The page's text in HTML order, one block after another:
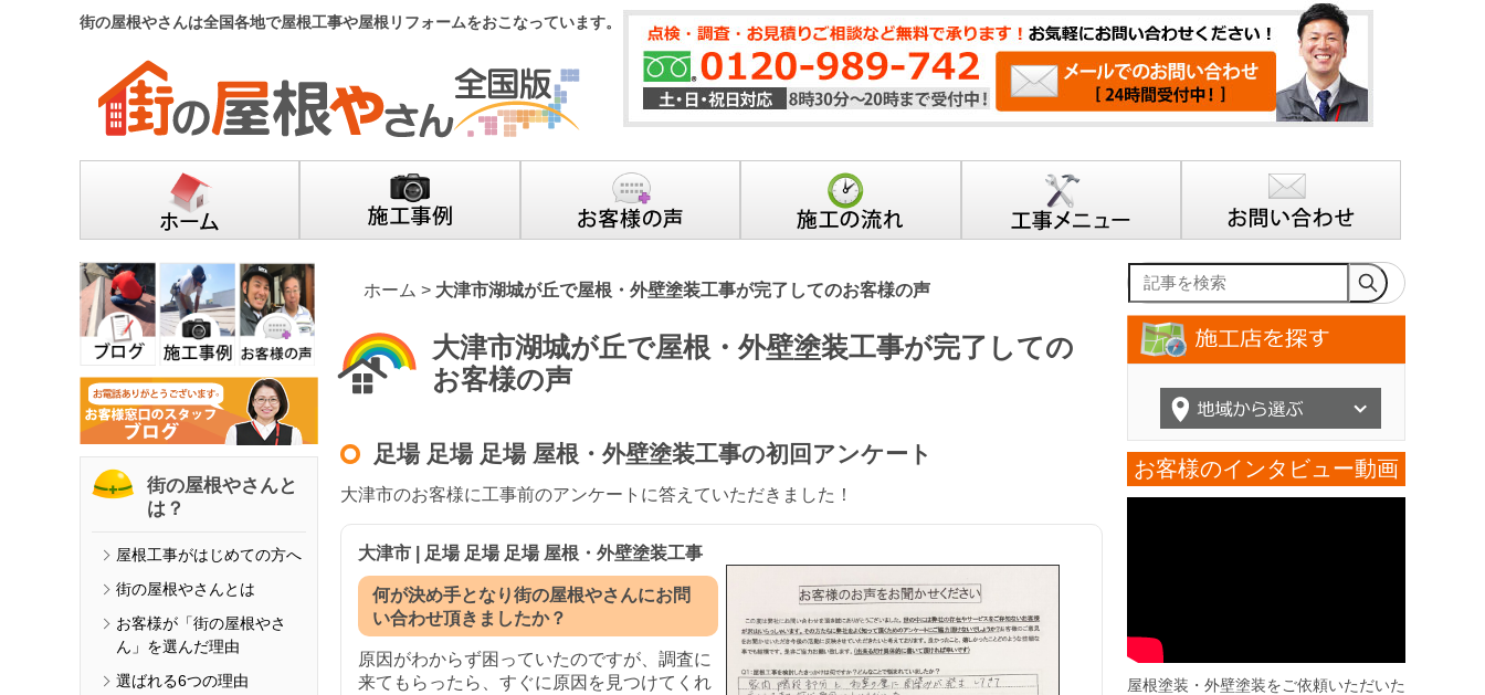
街の屋根やさんは全国各地で屋根工事や屋根リフォームをおこなっています。
街の屋根やさんと
は？
屋根工事がはじめての方へ
街の屋根やさんとは
お客様が「街の屋根やさ
ん」を選んだ理由
選ばれる6つの理由
ホーム > 大津市湖城が丘で屋根・外壁塗装工事が完了してのお客様の声
大津市湖城が丘で屋根・外壁塗装工事が完了しての
お客様の声
足場 足場 足場 屋根・外壁塗装工事の初回アンケート
大津市のお客様に工事前のアンケートに答えていただきました！
大津市 | 足場 足場 足場 屋根・外壁塗装工事
何が決め手となり街の屋根やさんにお問
い合わせ頂きましたか？
原因がわからず困っていたのですが、調査に
来てもらったら、すぐに原因を見つけてくれ
記事を検索
お客様のインタビュー動画
屋根塗装・外壁塗装をご依頼いただいた